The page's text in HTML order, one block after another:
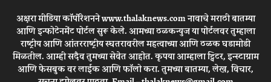
अक्षरा मीडिया कॉर्पोरेशनने www.thalaknews.com नावाचे मराठी बातम्या
आणि इन्फोटेनमेंट पोर्टल सुरू केले. आमच्या ठळकन्युज या पोर्टलवर तुम्हाला
राष्ट्रीय आणि आंतरराष्ट्रीय स्घतरावरील महत्वाच्या आणि ठळक घडामोडी
मिळतील. आम्ही सदैव तुमच्या सेवेत आहोत. कृपया आम्हाला ट्विटर, इन्स्टाग्राम
आणि फेसबुक वर लाईक आणि फॉलो करा. तुमच्या बातम्या, लेख, विचार,